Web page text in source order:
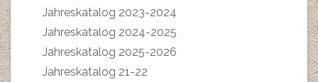
Jahreskatalog 2023-2024
Jahreskatalog 2024-2025
Jahreskatalog 2025-2026
Jahreskatalog 21-22